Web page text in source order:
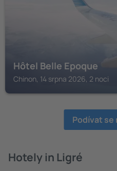
Hôtel Belle Epoque
Chinon, 14 srpna 2026, 2 noci
Podívat se
Hotely in Ligré